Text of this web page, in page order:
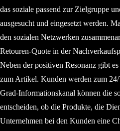
das soziale passend zur Zielgruppe
ausgesucht und eingesetzt werden.
den sozialen Netzwerken
Retouren-Quote in der
Neben der positiven Resonanz gibt
zum Artikel. Kunden werden zum
Grad-Informationskanal können die
entscheiden, ob die Produkte, die
Unternehmen bei den Kunden eine